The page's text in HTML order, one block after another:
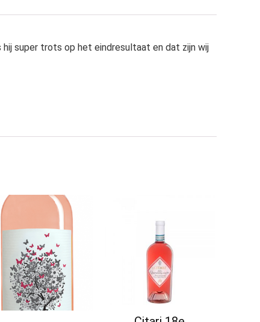
super trots op het eindresultaat en dat zijn wij